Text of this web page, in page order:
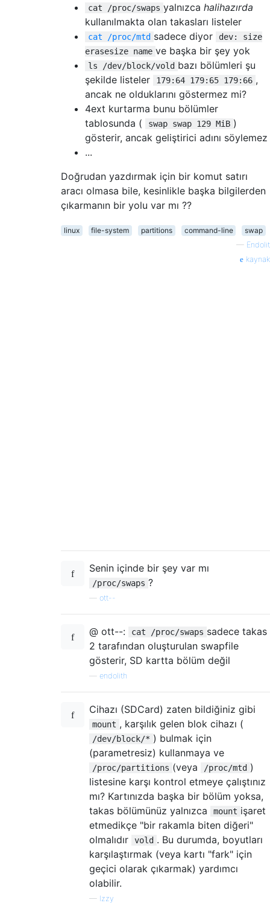
cat /proc/swaps yalnızca halihazırda
kullanılmakta olan takasları listeler
cat /proc/mtd sadece diyor
dev: size
erasesize name ve başka bir şey yok
ls /dev/block/vold bazı bölümleri şu
şekilde listeler
179:64 179:65 179:66 ,
ancak ne olduklarını göstermez mi?
4ext kurtarma bunu bölümler
tablosunda (
swap swap 129 MiB )
gösterir, ancak geliştirici adını söylemez
...
Doğrudan yazdırmak için bir komut satırı
aracı olmasa bile, kesinlikle başka bilgilerden
çıkarmanın bir yolu var mı ??
linux file-system partitions command-line
swap
— Endolit
kaynak
Senin içinde bir şey var mı
/proc/swaps ?
ott--
@ ott--: cat /proc/swaps sadece takas
2 tarafından oluşturulan swapfile
gösterir, SD kartta bölüm değil
endolith
Cihazı (SDCard) zaten bildiğiniz gibi
mount , karşılık gelen blok cihazı (
/dev/block/* ) bulmak için
(parametresiz) kullanmaya ve
/proc/partitions (veya /proc/mtd )
listesine karşı kontrol etmeye çalıştınız
mı? Kartınızda başka bir bölüm yoksa,
takas bölümünüz yalnızca
mount işaret
etmedikçe "bir rakamla biten diğeri"
olmalıdır
vold . Bu durumda, boyutları
karşılaştırmak (veya kartı "fark" için
geçici olarak çıkarmak) yardımcı
olabilir.
— Izzy